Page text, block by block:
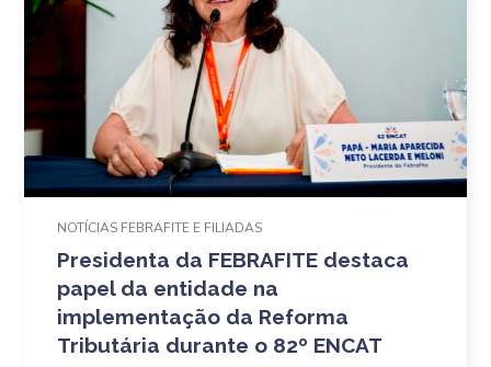
NOTÍCIAS FEBRAFITE E FILIADAS
Presidenta da FEBRAFITE destaca
papel da entidade na
implementação da Reforma
Tributária durante o 82º ENCAT